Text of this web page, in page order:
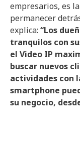
empresarios, es
permanecer
explica: “Los
tranquilos con
el Video IP
buscar nuevos
actividades con
smartphone
su negocio,